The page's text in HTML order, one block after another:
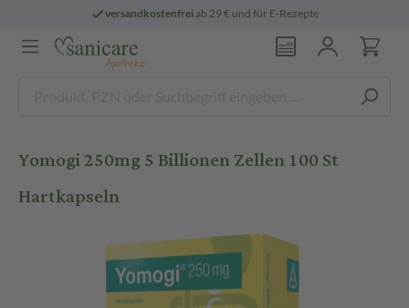
versandkostenfreiab 29 € und für E-Rezepte
Yomogi 250mg 5 Billionen Zellen 100 St
Hartkapseln